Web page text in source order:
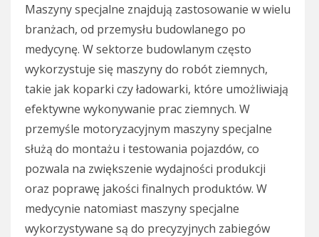
Maszyny specjalne znajdują zastosowanie w wielu
branżach, od przemysłu budowlanego po
medycynę. W sektorze budowlanym często
wykorzystuje się maszyny do robót ziemnych,
takie jak koparki czy ładowarki, które umożliwiają
efektywne wykonywanie prac ziemnych. W
przemyśle motoryzacyjnym maszyny specjalne
służą do montażu i testowania pojazdów, co
pozwala na zwiększenie wydajności produkcji
oraz poprawę jakości finalnych produktów. W
medycynie natomiast maszyny specjalne
wykorzystywane są do precyzyjnych zabiegów